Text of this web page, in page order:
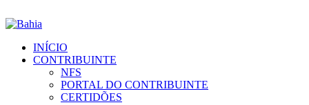
INÍCIO
CONTRIBUINTE
NFS
PORTAL DO CONTRIBUINTE
CERTIDÕES